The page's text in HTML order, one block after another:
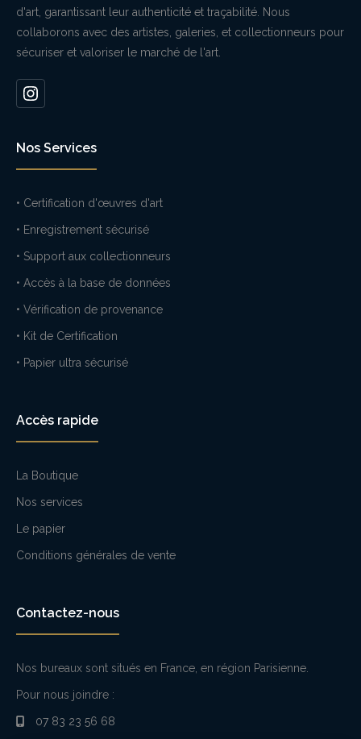
d'art, garantissant leur authenticité et traçabilité. Nous
collaborons avec des artistes, galeries, et collectionneurs pour
sécuriser et valoriser le marché de l'art.
Nos Services
• Certification d'œuvres d'art
• Enregistrement sécurisé
• Support aux collectionneurs
• Accès à la base de données
• Vérification de provenance
• Kit de Certification
• Papier ultra sécurisé
Accès rapide
La Boutique
Nos services
Le papier
Conditions générales de vente
Contactez-nous
Nos bureaux sont situés en France, en région Parisienne.
Pour nous joindre :
07 83 23 56 68